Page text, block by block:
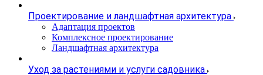
Проектирование и ландшафтная архитектура
Адаптация проектов
Комплексное проектирование
Ландшафтная архитектура
Уход за растениями и услуги садовника